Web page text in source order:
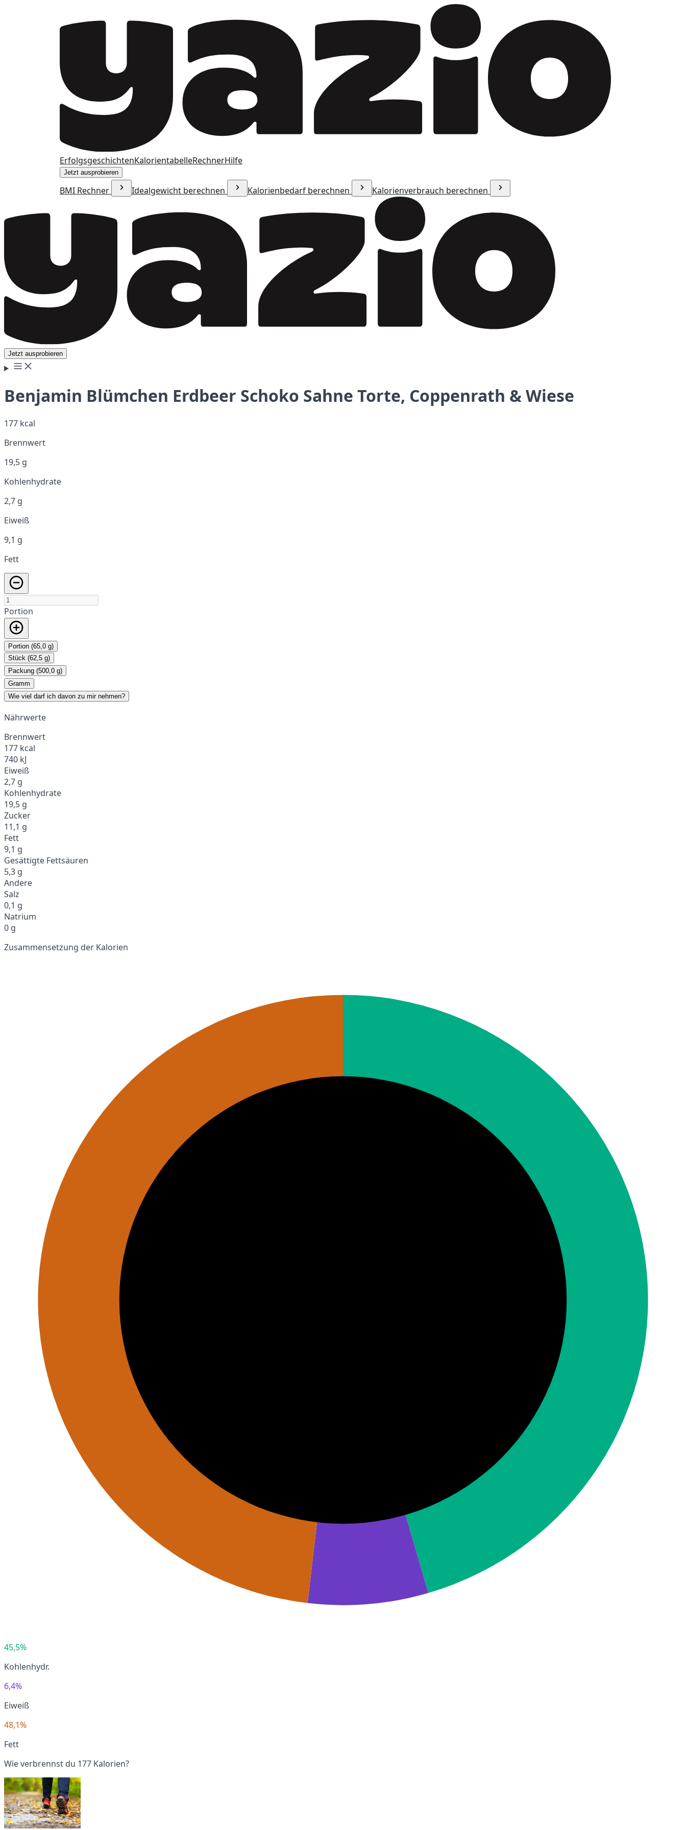
ErfolgsgeschichtenKalorientabelleRechnerHilfe
Jetzt ausprobieren
BMI Rechner Idealgewicht berechnen Kalorienbedarf berechnen Kalorienverbrauch berechnen
Jetzt ausprobieren
Benjamin Blümchen Erdbeer Schoko Sahne Torte, Coppenrath & Wiese
177 kcal
Brennwert
19,5 g
Kohlenhydrate
2,7 g
Eiweiß
9,1 g
Fett
Portion
Portion (65,0 g)
Stück (62,5 g)
Packung (500,0 g)
Gramm
Wie viel darf ich davon zu mir nehmen?
Nährwerte
Brennwert
177 kcal
740 kJ
Eiweiß
2,7 g
Kohlenhydrate
19,5 g
Zucker
11,1 g
Fett
9,1 g
Gesättigte Fettsäuren
5,3 g
Andere
Salz
0,1 g
Natrium
0 g
Zusammensetzung der Kalorien
45,5%
Kohlenhydr.
6,4%
Eiweiß
48,1%
Fett
Wie verbrennst du 177 Kalorien?